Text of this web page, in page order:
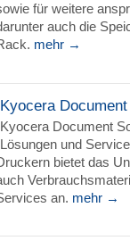
für weitere
auch die
mehr →
Kyocera
Kyocera Document
Lösungen und
bietet das
an. mehr →